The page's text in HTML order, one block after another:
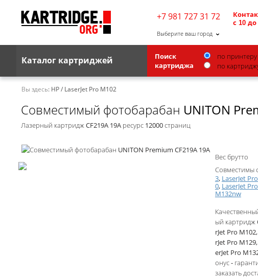
+7 981 727 31 72
с 10
Выберите ваш город
Каталог картриджей
Brother
G&G
HP
Kodak
Поиск
картриджа
по принтеру
по
Вы здесь: HP/ LaserJet Pro M102
Совместимый фотобарабан UNITON
Лазерный картридж CF219A 19A ресурс 12000 страниц
Вес брутто
Совместимы
3, LaserJet
0, LaserJet
M132nw
ый картридж
rJet Pro
rJet Pro
erJet Pro
онус -
заказать